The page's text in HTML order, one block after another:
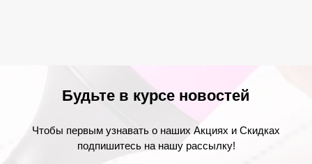
Будьте в курсе новостей
Чтобы первым узнавать о наших Акциях и Скидках
подпишитесь на нашу рассылку!